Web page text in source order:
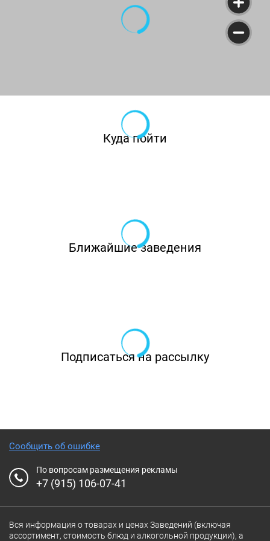
Куда пойти
Ближайшие заведения
Подписаться на рассылку
Сообщить об ошибке
По вопросам размещения рекламы
+7 (915) 106-07-41
Вся информация о товарах и ценах Заведений (включая
ассортимент, стоимость блюд и алкогольной продукции), а